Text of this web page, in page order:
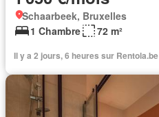
Schaarbeek, Bruxelles
1 Chambre
72 m²
Il y a 2 jours, 6 heures sur Rentola.be